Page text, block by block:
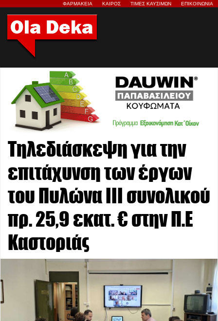
ΦΑΡΜΑΚΕΙΑ ΚΑΙΡΟΣ ΤΙΜΕΣ ΚΑΥΣΙΜΩΝ ΕΠΙΚΟΙΝΩΝΙΑ
Τηλεδιάσκεψη για την
επιτάχυνση των έργων
του Πυλώνα III συνολικού
πρ. 25,9 εκατ. € στην Π.Ε
Καστοριάς